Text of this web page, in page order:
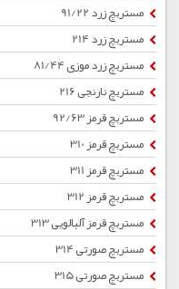
مستربچ زرد 91/22
مستربچ زرد 214
مستربچ زرد موزی 81/44
مستربچ نارنجی 216
مستربچ قرمز 92/63
مستربچ قرمز 310
مستربچ قرمز 311
مستربچ قرمز 312
مستربچ قرمز آلبالویی 313
مستربچ صورتی 314
مستربچ صورتی 315